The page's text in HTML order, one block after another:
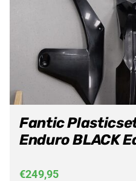
Fantic
Enduro BLACK
€249,95